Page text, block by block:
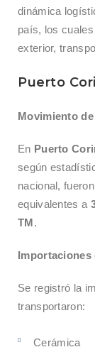
dinámica
país, los
exterior,
Puerto
Movimiento
En Puerto
según
nacional,
equivalentes a
TM.
Importaciones
Se registró la
transportaron:
Cerámica